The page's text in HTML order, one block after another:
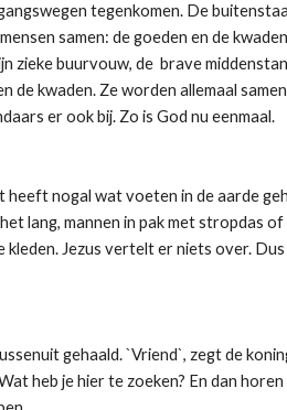
tegenkomen. De
samen: de goeden en de
zieke buurvouw, de brave
de kwaden. Ze worden allemaal
er ook bij. Zo is God nu eenmaal.
heeft nogal wat voeten in de aarde
lang, mannen in pak met stropdas
kleden. Jezus vertelt er niets over.
gehaald. `Vriend`, zegt de
heb je hier te zoeken? En dan